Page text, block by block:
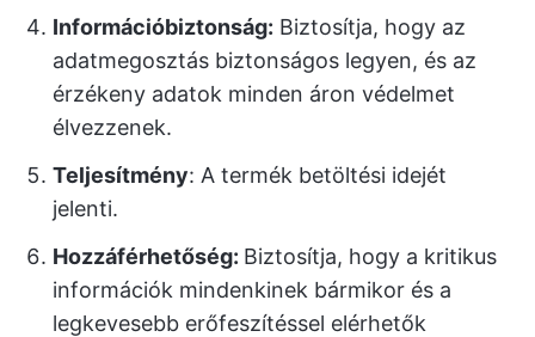
Információbiztonság: Biztosítja, hogy az
adatmegosztás biztonságos legyen, és az
érzékeny adatok minden áron védelmet
élvezzenek.
Teljesítmény: A termék betöltési idejét
jelenti.
Hozzáférhetőség: Biztosítja, hogy a kritikus
információk mindenkinek bármikor és a
legkevesebb erőfeszítéssel elérhetők